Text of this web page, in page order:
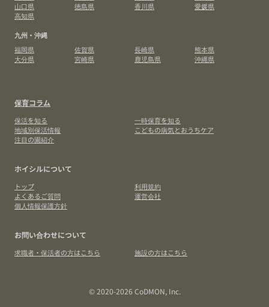
山口県
徳島県 香川県
愛媛県
高知県
九州・沖縄
福岡県
佐賀県 長崎県
熊本県
大分県
宮崎県 鹿児島県 沖縄県
保育コラム
保活を知る
一時保育を知る
地域別保活情報
こどもの病気とおうちケア
注目の園紹介
ホイシルについて
トップ
利用規約
よくあるご質問
運営会社
個人情報保護方針
お問い合わせについて
求職者・保活者の方はこちら 施設の方はこちら
© 2020-2026 CoDMON, Inc.